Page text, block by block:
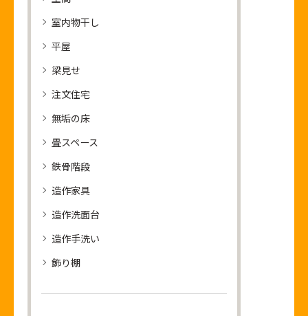
室内物干し
平屋
梁見せ
注文住宅
無垢の床
畳スペース
鉄骨階段
造作家具
造作洗面台
造作手洗い
飾り棚